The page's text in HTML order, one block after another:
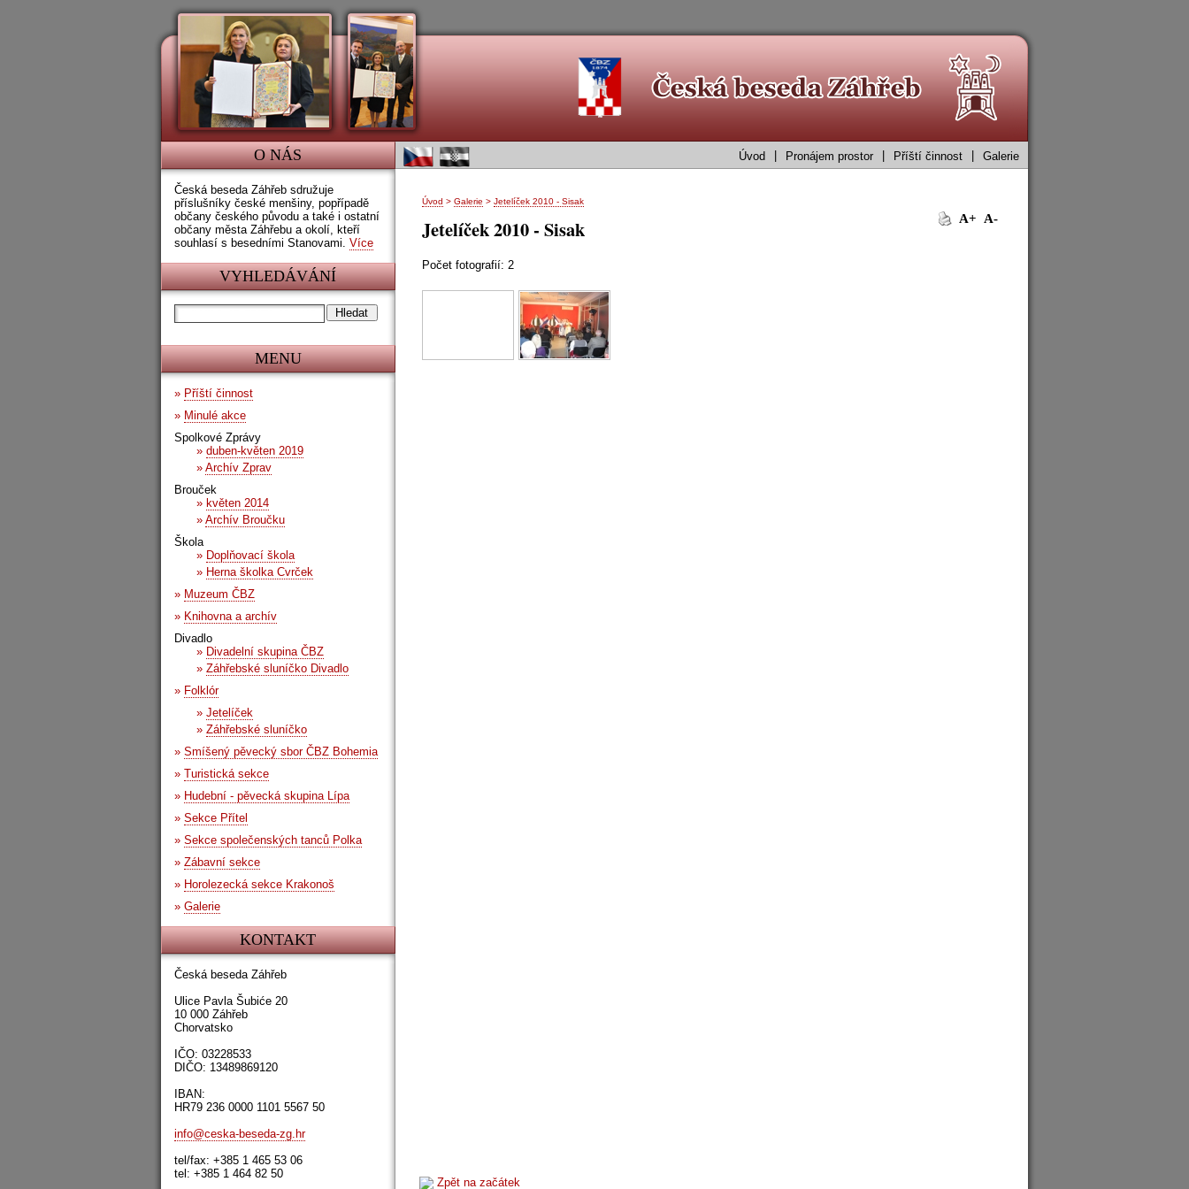
O NÁS
Česká beseda Záhřeb sdružuje
příslušníky české menšiny, popřípadě
občany českého původu a také i ostatní
občany města Záhřebu a okolí, kteří
souhlasí s besedními Stanovami. Více
VYHLEDÁVÁNÍ
MENU
» Příští činnost
» Minulé akce
Spolkové Zprávy
» duben-květen 2019
» Archív Zprav
Brouček
» květen 2014
» Archív Broučku
Škola
» Doplňovací škola
» Herna školka Cvrček
» Muzeum ČBZ
» Knihovna a archív
Divadlo
» Divadelní skupina ČBZ
» Záhřebské sluníčko Divadlo
» Folklór
» Jetelíček
» Záhřebské sluníčko
» Smíšený pěvecký sbor ČBZ Bohemia
» Turistická sekce
» Hudební - pěvecká skupina Lípa
» Sekce Přítel
» Sekce společenských tanců Polka
» Zábavní sekce
» Horolezecká sekce Krakonoš
» Galerie
KONTAKT
Česká beseda Záhřeb
Ulice Pavla Šubiće 20
10 000 Záhřeb
Chorvatsko
IČO: 03228533
DIČO: 13489869120
IBAN:
HR79 236 0000 1101 5567 50
info@ceska-beseda-zg.hr
tel/fax: +385 1 465 53 06
tel: +385 1 464 82 50
Úvod Pronájem prostor Příští činnost Galerie
Úvod > Galerie > Jetelíček 2010 - Sisak
A-
A+
Jetelíček 2010 - Sisak
Počet fotografií: 2
Zpět na začátek